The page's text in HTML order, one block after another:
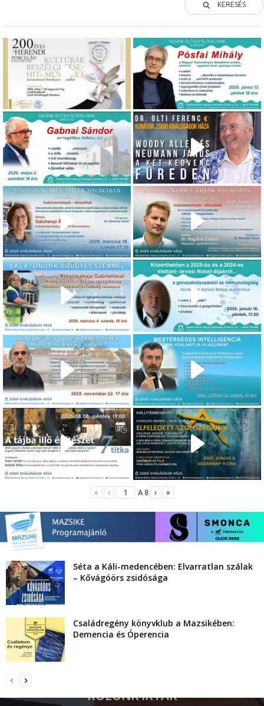
KERESÉS
« ‹ A 8 › »
Séta a Káli-medencében: Elvarratlan szálak
– Kővágóörs zsidósága
Családregény könyvklub a Mazsikében:
Demencia és Óperencia
RÓLUNK ÍRTÁK